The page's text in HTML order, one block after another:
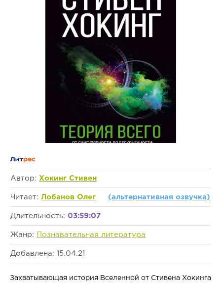
Автор: Хокинг Стивен
Читает: Лобанов Олег (альтернативная озвучка)
Длительность: 03:59:07
Жанр: Познавательная литература
Добавлена: 15.04.21
Захватывающая история Вселенной от Стивена Хокинга